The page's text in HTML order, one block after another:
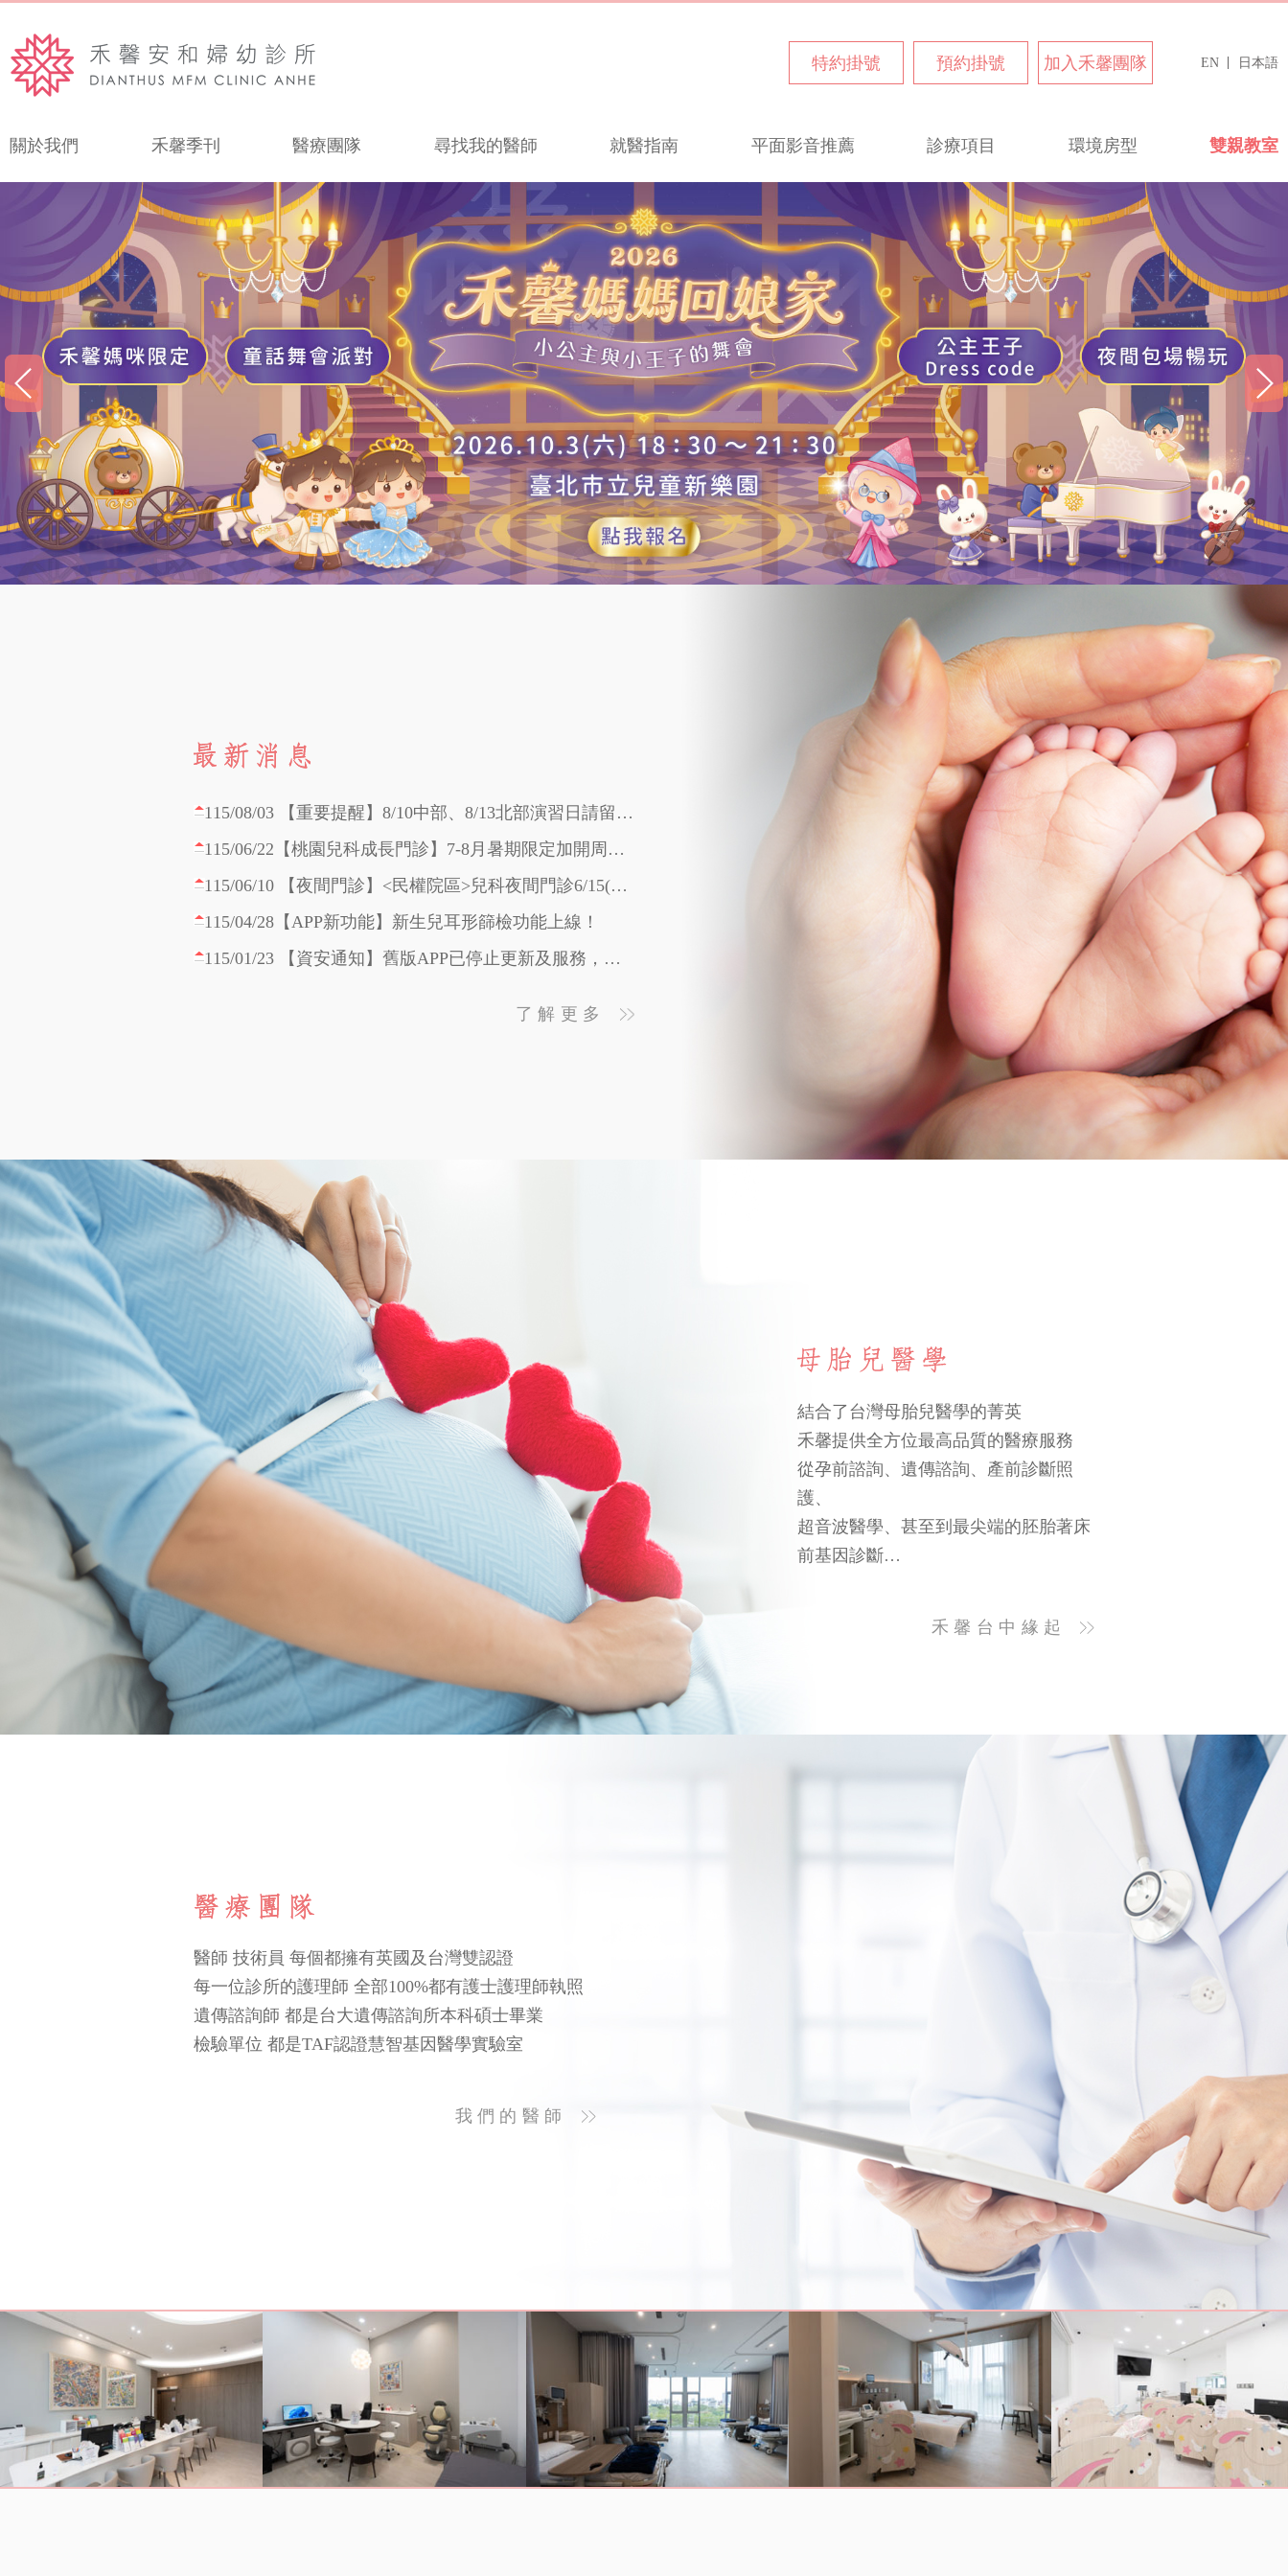
日本語
EN
加入禾馨團隊
預約掛號
特約掛號
關於我們 禾馨季刊 醫療團隊 尋找我的醫師 就醫指南 平面影音推薦 診療項目 環境房型 雙親教室
115/08/03 【重要提醒】8/10中部、8/13北部演習日請留意來診時間
115/06/22【桃園兒科成長門診】7-8月暑期限定加開周一早診
115/06/10 【夜間門診】<民權院區>兒科夜間門診6/15(一)開診
115/04/28【APP新功能】新生兒耳形篩檢功能上線！
115/01/23 【資安通知】舊版APP已停止更新及服務，為確保個資及網路安全請立即刪除
了解更多
結合了台灣母胎兒醫學的菁英
禾馨提供全方位最高品質的醫療服務
從孕前諮詢、遺傳諮詢、產前診斷照
護、
超音波醫學、甚至到最尖端的胚胎著床
前基因診斷…
禾馨台中緣起
醫師 技術員 每個都擁有英國及台灣雙認證
每一位診所的護理師 全部100%都有護士護理師執照
遺傳諮詢師 都是台大遺傳諮詢所本科碩士畢業
檢驗單位 都是TAF認證慧智基因醫學實驗室
我們的醫師